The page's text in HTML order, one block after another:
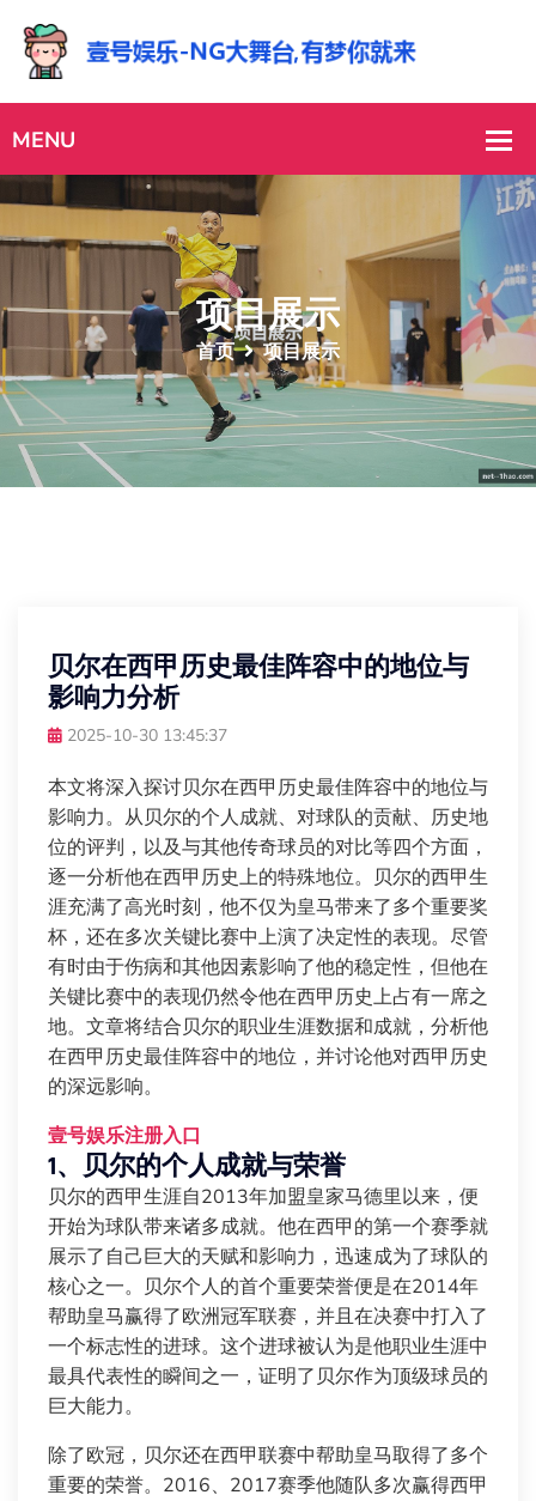
项目展示
首页 项目展示
贝尔在西甲历史最佳阵容中的地位与
影响力分析
2025-10-30 13:45:37
本文将深入探讨贝尔在西甲历史最佳阵容中的地位与
影响力。从贝尔的个人成就、对球队的贡献、历史地
位的评判，以及与其他传奇球员的对比等四个方面，
逐一分析他在西甲历史上的特殊地位。贝尔的西甲生
涯充满了高光时刻，他不仅为皇马带来了多个重要奖
杯，还在多次关键比赛中上演了决定性的表现。尽管
有时由于伤病和其他因素影响了他的稳定性，但他在
关键比赛中的表现仍然令他在西甲历史上占有一席之
地。文章将结合贝尔的职业生涯数据和成就，分析他
在西甲历史最佳阵容中的地位，并讨论他对西甲历史
的深远影响。
壹号娱乐注册入口
1、贝尔的个人成就与荣誉
贝尔的西甲生涯自2013年加盟皇家马德里以来，便
开始为球队带来诸多成就。他在西甲的第一个赛季就
展示了自己巨大的天赋和影响力，迅速成为了球队的
核心之一。贝尔个人的首个重要荣誉便是在2014年
帮助皇马赢得了欧洲冠军联赛，并且在决赛中打入了
一个标志性的进球。这个进球被认为是他职业生涯中
最具代表性的瞬间之一，证明了贝尔作为顶级球员的
巨大能力。
除了欧冠，贝尔还在西甲联赛中帮助皇马取得了多个
重要的荣誉。2016、2017赛季他随队多次赢得西甲